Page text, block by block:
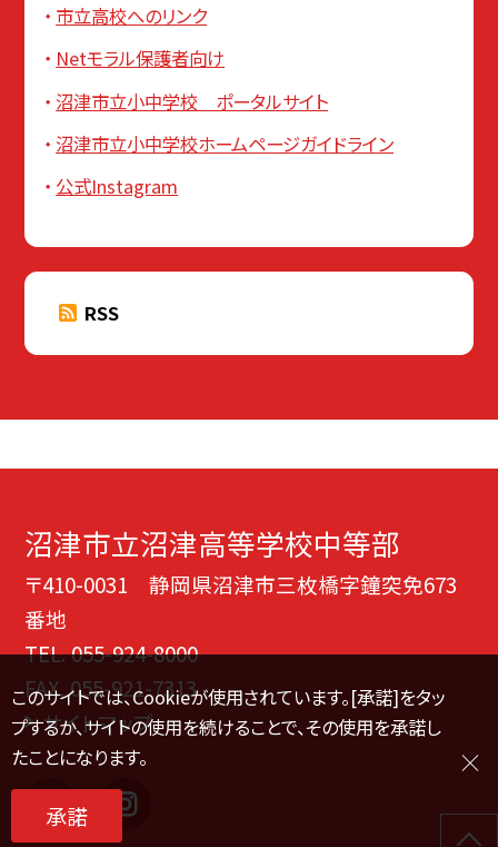
市立高校へのリンク
Netモラル保護者向け
沼津市立小中学校 ポータルサイト
沼津市立小中学校ホームページガイドライン
公式Instagram
RSS
沼津市立沼津高等学校中等部
〒410-0031 静岡県沼津市三枚橋字鐘突免673
番地
TEL.055-924-8000
FAX. 055-921-7313
サイトマップ
このサイトでは、Cookieが使用されています。[承諾]をタッ
プするか、サイトの使用を続けることで、その使用を承諾し
たことになります。
承諾